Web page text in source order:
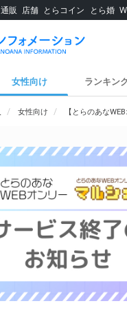
通販 店舗 とらコイン とら婚
女性向け ランキン
女性向け 【とらのあな